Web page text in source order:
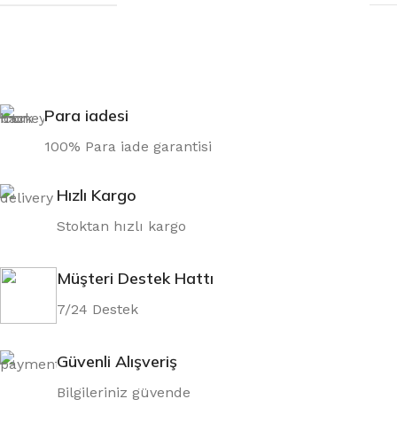
Para iadesi
100% Para iade garantisi
Hızlı Kargo
Stoktan hızlı kargo
Müşteri Destek Hattı
7/24 Destek
Güvenli Alışveriş
Bilgileriniz güvende